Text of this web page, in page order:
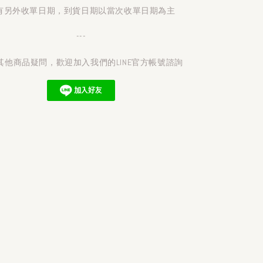
另外收單日期，到貨日期以當次收單日期為主
---
他商品疑問，歡迎加入我們的LINE官方帳號諮詢